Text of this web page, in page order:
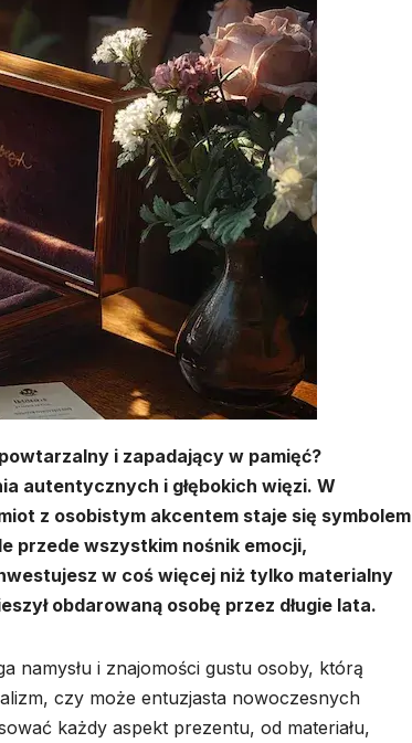
i zapadający w pamięć?
autentycznych i głębokich więzi. W
z osobistym akcentem staje się symbolem
przede wszystkim nośnik emocji,
w coś więcej niż tylko materialny
obdarowaną osobę przez długie lata.
namysłu i znajomości gustu osoby, którą
czy może entuzjasta nowoczesnych
każdy aspekt prezentu, od materiału,